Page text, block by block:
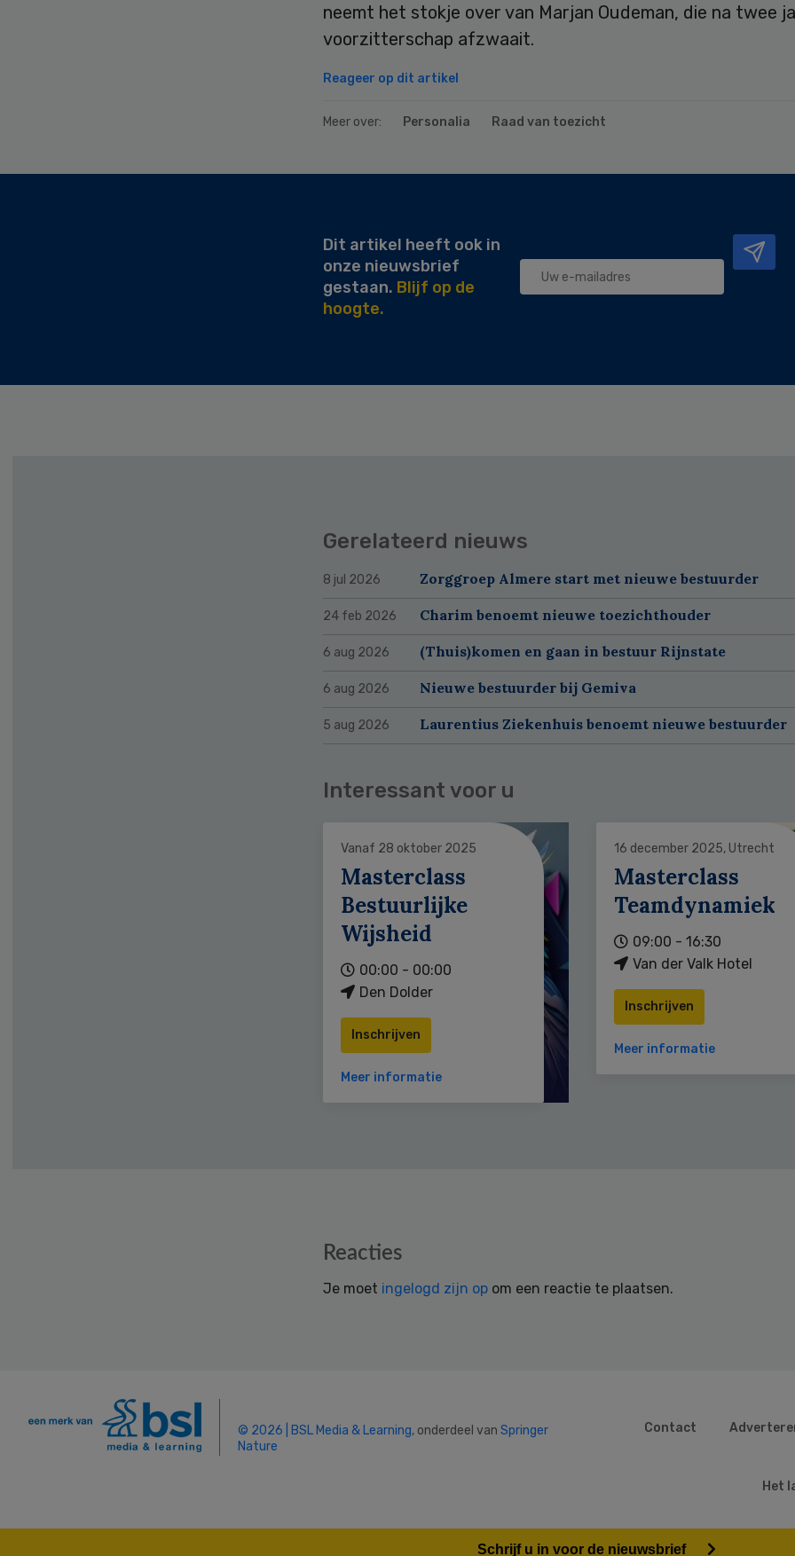
neemt het stokje over van Marjan Oudeman, die na twee
voorzitterschap afzwaait.
Reageer op dit artikel
Meer over: Personalia Raad van toezicht
Dit artikel heeft ook in
onze nieuwsbrief
gestaan. Blijf op de
hoogte.
Gerelateerd nieuws
8 jul 2026 Zorggroep Almere start met nieuwe bestuurder
24 feb 2026 Charim benoemt nieuwe toezichthouder
6 aug 2026 (Thuis)komen en gaan in bestuur Rijnstate
6 aug 2026 Nieuwe bestuurder bij Gemiva
5 aug 2026 Laurentius Ziekenhuis benoemt nieuwe bestuurder
Interessant voor u
Vanaf 28 oktober 2025
Masterclass
Bestuurlijke
Wijsheid
00:00 - 00:00
Den Dolder
Inschrijven
Meer informatie
16 december 2025, Utrecht
Masterclass
Teamdynamiek
09:00 - 16:30
Van der Valk Hotel
Inschrijven
Meer informatie
Reacties
Je moet ingelogd zijn op om een reactie te plaatsen.
© 2026 | BSL Media & Learning, onderdeel van Springer
Nature
Contact
Het
Schrijf u in voor de nieuwsbrief